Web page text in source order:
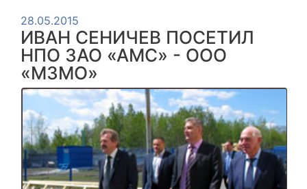
28.05.2015
ИВАН СЕНИЧЕВ ПОСЕТИЛ
НПО ЗАО «АМС» - ООО
«МЗМО»